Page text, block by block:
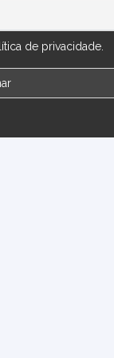
de privacidade.